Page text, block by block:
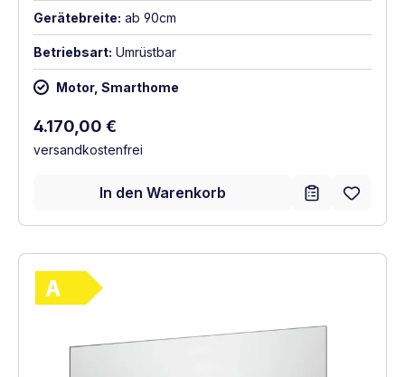
Gerätebreite: ab 90cm
Betriebsart: Umrüstbar
Motor, Smarthome
Regulärer Preis:
4.170,00 €
versandkostenfrei
In den Warenkorb